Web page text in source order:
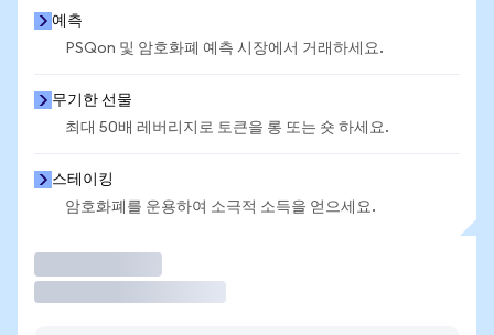
예측
PSQon 및 암호화폐 예측 시장에서 거래하세요.
무기한 선물
최대 50배 레버리지로 토큰을 롱 또는 숏 하세요.
스테이킹
암호화폐를 운용하여 소극적 소득을 얻으세요.